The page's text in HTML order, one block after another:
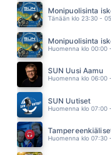
PAULA KOIVUNIEMI
09.42
JONNA TERVOMAA
09.36
Monipuolisinta
Tänään klo 23:30 -
Monipuolisinta
Huomenna klo 00:00
SUN Uusi Aamu
Huomenna klo 06:00
SUN Uutiset
Huomenna klo 07:00
Huomenna klo 07:30